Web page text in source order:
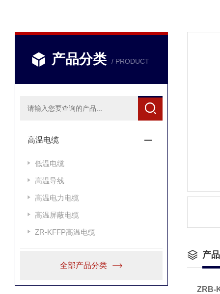
产品分类 / PRODUCT
高温电缆
低温电缆
高温导线
高温电力电缆
高温屏蔽电缆
ZR-KFFP高温电缆
全部产品分类
产
ZRB-